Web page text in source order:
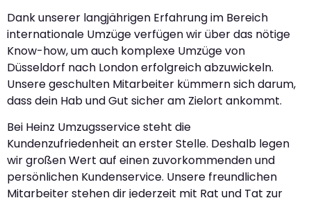
Dank unserer langjährigen Erfahrung im Bereich
internationale Umzüge verfügen wir über das nötige
Know-how, um auch komplexe Umzüge von
Düsseldorf nach London erfolgreich abzuwickeln.
Unsere geschulten Mitarbeiter kümmern sich darum,
dass dein Hab und Gut sicher am Zielort ankommt.
Bei Heinz Umzugsservice steht die
Kundenzufriedenheit an erster Stelle. Deshalb legen
wir großen Wert auf einen zuvorkommenden und
persönlichen Kundenservice. Unsere freundlichen
Mitarbeiter stehen dir jederzeit mit Rat und Tat zur